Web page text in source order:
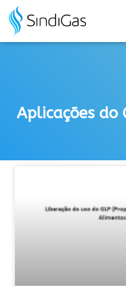
for:
Aplicações do